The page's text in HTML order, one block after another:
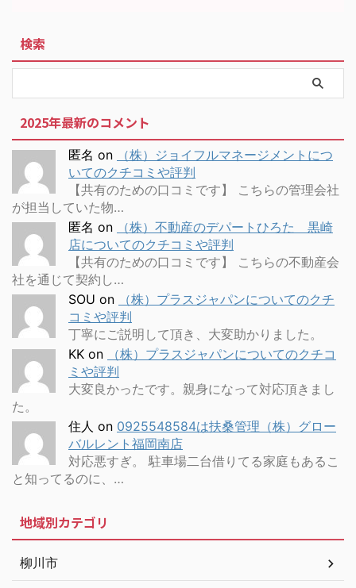
検索
2025年最新のコメント
匿名 on
（株）ジョイフルマネージメントにつ
いてのクチコミや評判
【共有のための口コミです】 こちらの管理会社
が担当していた物…
匿名 on
（株）不動産のデパートひろた 黒崎
店についてのクチコミや評判
【共有のための口コミです】 こちらの不動産会
社を通じて契約し…
SOU on
（株）プラスジャパンについてのクチ
コミや評判
丁寧にご説明して頂き、大変助かりました。
KK on
（株）プラスジャパンについてのクチコ
ミや評判
大変良かったです。親身になって対応頂きまし
た。
住人 on 0925548584は扶桑管理（株）グロー
バルレント福岡南店
対応悪すぎ。 駐車場二台借りてる家庭もあるこ
と知ってるのに、…
地域別カテゴリ
柳川市